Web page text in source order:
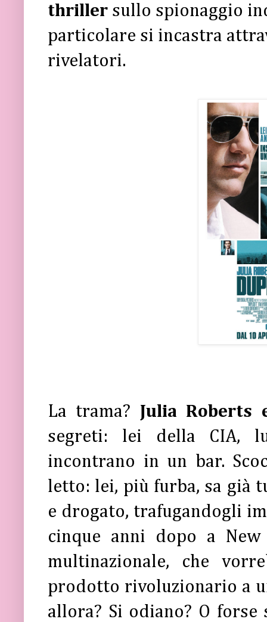
thriller sullo spionaggio
particolare si incastra
rivelatori.
La trama? Julia Roberts
segreti: lei della CIA,
incontrano in un bar.
letto: lei, più furba, sa già
e drogato, trafugandogli
cinque anni dopo a
multinazionale, che
prodotto rivoluzionario a
allora? Si odiano? O forse